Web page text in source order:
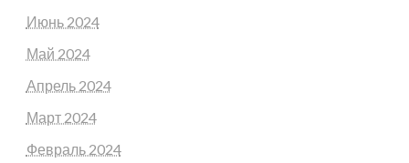
Июнь 2024
Май 2024
Апрель 2024
Март 2024
Февраль 2024